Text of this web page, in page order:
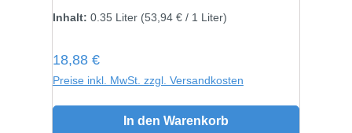
Inhalt: 0.35 Liter (53,94 € / 1 Liter)
Regulärer Preis:
18,88 €
Preise inkl. MwSt. zzgl. Versandkosten
In den Warenkorb